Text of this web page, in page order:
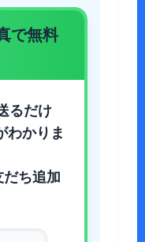
で無料
るだけ
わかりま
ち追加